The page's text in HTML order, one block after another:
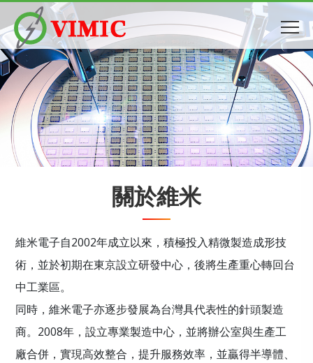
關於維米
維米電子自2002年成立以來，積極投入精微製造成形技
術，並於初期在東京設立研發中心，後將生產重心轉回台
中工業區。
同時，維米電子亦逐步發展為台灣具代表性的針頭製造
商。2008年，設立專業製造中心，並將辦公室與生產工
廠合併，實現高效整合，提升服務效率，並贏得半導體、